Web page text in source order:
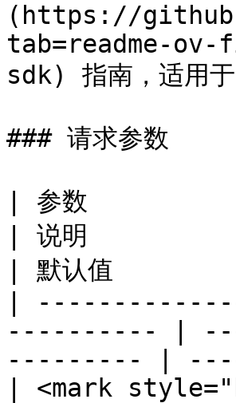
(https://
tab=readme-
sdk) 指南，适用
### 请求参数
| 参数
| 说明
| 默认值        |
|
---------- |
--------- |
| <mark